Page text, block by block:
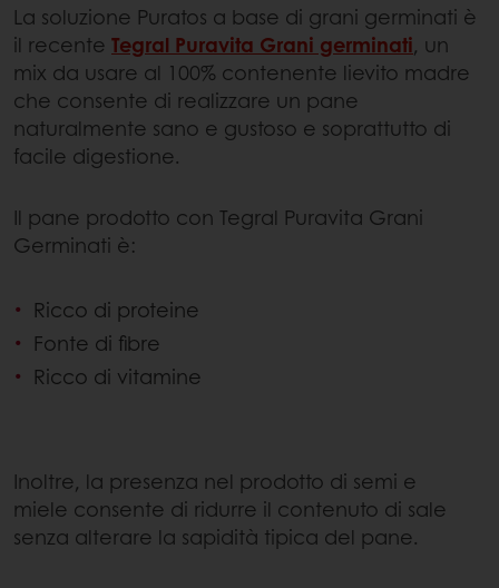
La soluzione Puratos a base di grani germinati è
il recente Tegral Puravita Grani germinati, un
mix da usare al 100% contenente lievito madre
che consente di realizzare un pane
naturalmente sano e gustoso e soprattutto di
facile digestione.
Il pane prodotto con Tegral Puravita Grani
Germinati è:
Ricco di proteine
Fonte di fibre
Ricco di vitamine
Inoltre, la presenza nel prodotto di semi e
miele consente di ridurre il contenuto di sale
senza alterare la sapidità tipica del pane.